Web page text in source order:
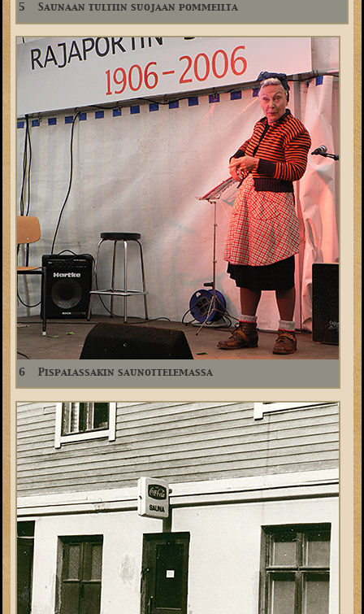
5 Saunaan tultiin suojaan pommeilta
6 Pispalassakin saunottelemassa